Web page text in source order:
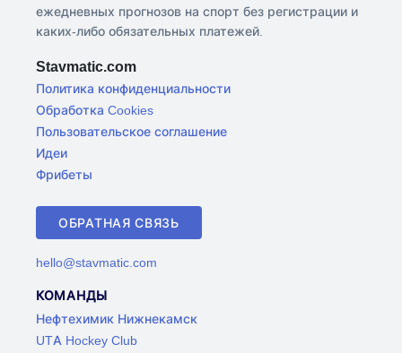
ежедневных прогнозов на спорт без регистрации и
каких-либо обязательных платежей.
Stavmatic.com
Политика конфиденциальности
Обработка Cookies
Пользовательское соглашение
Идеи
Фрибеты
ОБРАТНАЯ СВЯЗЬ
hello@stavmatic.com
КОМАНДЫ
Нефтехимик Нижнекамск
UTA Hockey Club